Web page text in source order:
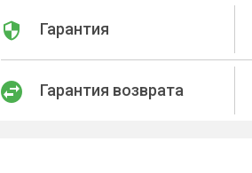
Гарантия
Гарантия возврата